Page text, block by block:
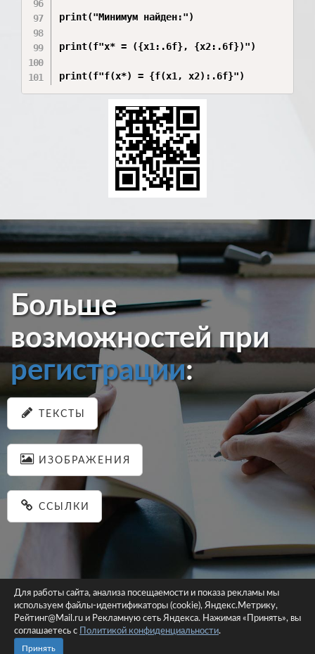
print("Минимум найден:")
print(f"x* = ({x1:.6f}, {x2:.6f})")
print(f"f(x*) = {f(x1, x2):.6f}")
Больше
возможностей при
регистрации:
ТЕКСТЫ
ИЗОБРАЖЕНИЯ
ССЫЛКИ
© 2026 pastein.ru |Пользовательское соглашение|Политика
конфиденциальности
Для работы сайта, анализа посещаемости и показа рекламы мы
используем файлы-идентификаторы (cookie), Яндекс.Метрику,
Рейтинг@Mail.ru и Рекламную сеть Яндекса. Нажимая «Принять», вы
соглашаетесь с
Политикой конфиденциальности.
Принять